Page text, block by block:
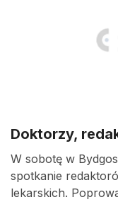
Doktorzy,
W sobotę w
spotkanie
lekarskich.